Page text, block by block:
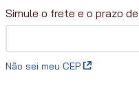
Não sei meu CEP